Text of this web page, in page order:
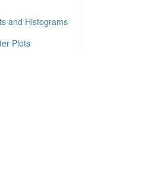
and Histograms
Plots